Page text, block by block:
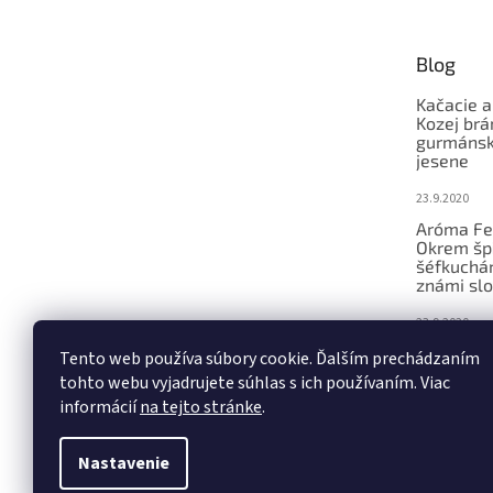
Tento web používa súbory cookie. Ďalším prechádzaním
tohto webu vyjadrujete súhlas s ich používaním. Viac
informáciína tejto stránke.
Nastavenie
Blog
Kačacie
Kozej
jesene
23.9.2020
Aróma
Okrem
známi
23.9.2020